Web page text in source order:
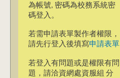
為帳號, 密碼為校務系統密
碼登入。
若需申請表單製作者權限，
請先行登入後填寫申請表單
若登入有問題或是權限有問
題，請洽資網處資服組 分